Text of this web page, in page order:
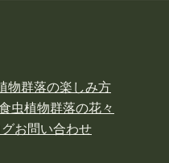
物群落の楽しみ方
虫植物群落の花々
お問い合わせ